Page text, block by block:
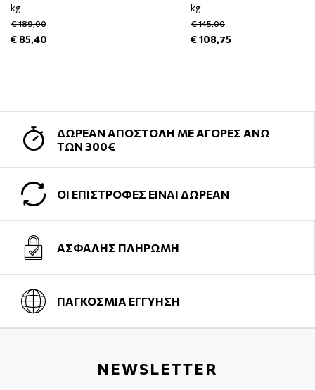
kg
€ 189,00
€ 85,40
kg
€ 145,00
€ 108,75
ΔΩΡΕΑΝ ΑΠΟΣΤΟΛΗ ΜΕ ΑΓΟΡΕΣ ΑΝΩ
ΤΩΝ 300€
ΟΙ ΕΠΙΣΤΡΟΦΕΣ ΕΙΝΑΙ ΔΩΡΕΑΝ
ΑΣΦΑΛΗΣ ΠΛΗΡΩΜΗ
ΠΑΓΚΟΣΜΙΑ ΕΓΓΥΗΣΗ
NEWSLETTER